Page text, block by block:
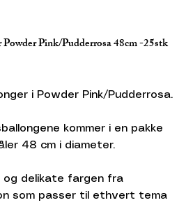
Pink/Pudderrosa 48cm -25stk
i Powder Pink/Pudderrosa.
kommer i en pakke
48 cm i diameter.
og delikate fargen fra
som passer til ethvert tema